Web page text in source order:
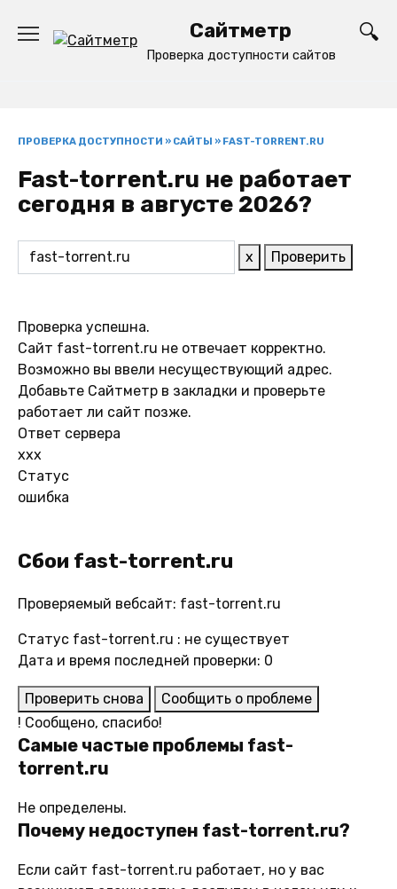
содержанию
Сайтметр
Проверка доступности сайтов
ПРОВЕРКА ДОСТУПНОСТИ » САЙТЫ » FAST-TORRENT.RU
Fast-torrent.ru не работает
сегодня в августе 2026?
x Проверить
Проверка успешна.
Сайт fast-torrent.ru не отвечает корректно.
Возможно вы ввели несуществующий адрес.
Добавьте Сайтметр в закладки и проверьте
работает ли сайт позже.
Ответ сервера
xxx
Статус
ошибка
Сбои fast-torrent.ru
Проверяемый вебсайт: fast-torrent.ru
Статус fast-torrent.ru : не существует
Дата и время последней проверки: 0
Проверить снова
Сообщить о проблеме
! Сообщено, спасибо!
Самые частые проблемы fast-
torrent.ru
Не определены.
Почему недоступен fast-torrent.ru?
Если сайт fast-torrent.ru работает, но у вас